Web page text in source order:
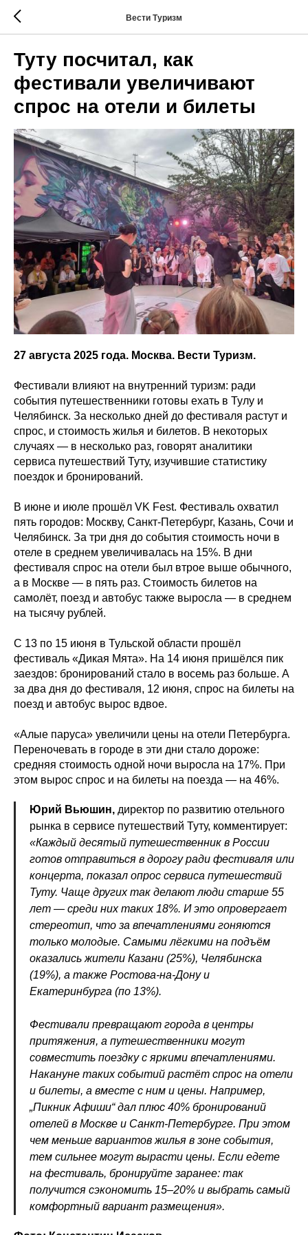
Вести Туризм
Туту посчитал, как
фестивали увеличивают
спрос на отели и билеты
27 августа 2025 года. Москва. Вести Туризм.
Фестивали влияют на внутренний туризм: ради
события путешественники готовы ехать в Тулу и
Челябинск. За несколько дней до фестиваля растут и
спрос, и стоимость жилья и билетов. В некоторых
случаях — в несколько раз, говорят аналитики
сервиса путешествий Туту, изучившие статистику
поездок и бронирований.
В июне и июле прошёл VK Fest. Фестиваль охватил
пять городов: Москву, Санкт-Петербург, Казань, Сочи и
Челябинск. За три дня до события стоимость ночи в
отеле в среднем увеличивалась на 15%. В дни
фестиваля спрос на отели был втрое выше обычного,
а в Москве — в пять раз. Стоимость билетов на
самолёт, поезд и автобус также выросла — в среднем
на тысячу рублей.
С 13 по 15 июня в Тульской области прошёл
фестиваль «Дикая Мята». На 14 июня пришёлся пик
заездов: бронирований стало в восемь раз больше. А
за два дня до фестиваля, 12 июня, спрос на билеты на
поезд и автобус вырос вдвое.
«Алые паруса» увеличили цены на отели Петербурга.
Переночевать в городе в эти дни стало дороже:
средняя стоимость одной ночи выросла на 17%. При
этом вырос спрос и на билеты на поезда — на 46%.
Юрий Вьюшин, директор по развитию отельного
рынка в сервисе путешествий Туту, комментирует:
«Каждый десятый путешественник в России
готов отправиться в дорогу ради фестиваля или
концерта, показал опрос сервиса путешествий
Туту. Чаще других так делают люди старше 55
лет — среди них таких 18%. И это опровергает
стереотип, что за впечатлениями гоняются
только молодые. Самыми лёгкими на подъём
оказались жители Казани (25%), Челябинска
(19%), а также Ростова-на-Дону и
Екатеринбурга (по 13%).
Фестивали превращают города в центры
притяжения, а путешественники могут
совместить поездку с яркими впечатлениями.
Накануне таких событий растёт спрос на отели
и билеты, а вместе с ним и цены. Например,
„Пикник Афиши“ дал плюс 40% бронирований
отелей в Москве и Санкт-Петербурге. При этом
чем меньше вариантов жилья в зоне события,
тем сильнее могут вырасти цены. Если едете
на фестиваль, бронируйте заранее: так
получится сэкономить 15–20% и выбрать самый
комфортный вариант размещения».